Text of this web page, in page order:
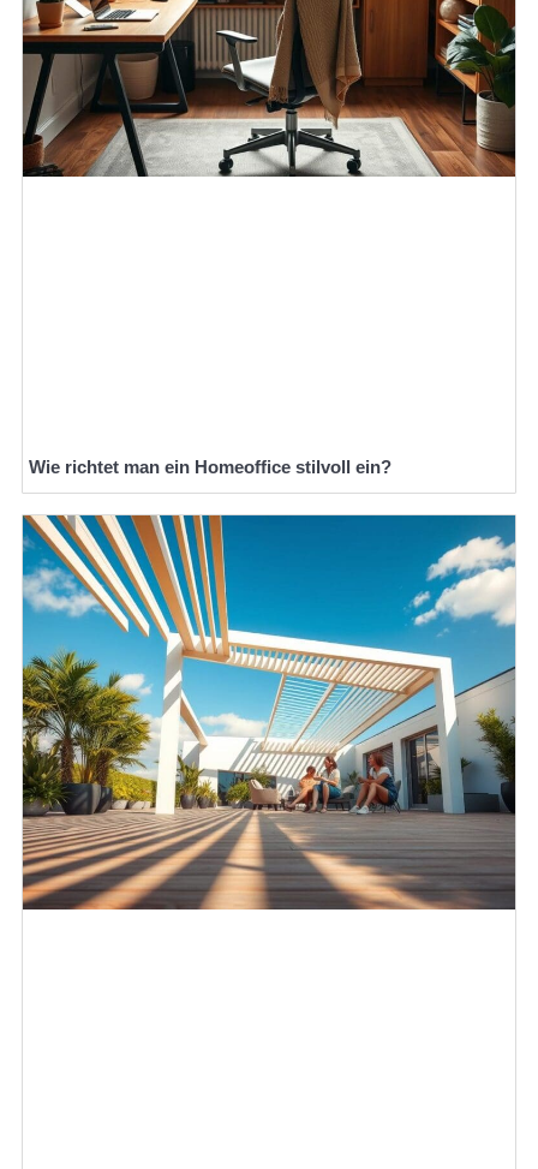
Wie richtet man ein Homeoffice stilvoll ein?